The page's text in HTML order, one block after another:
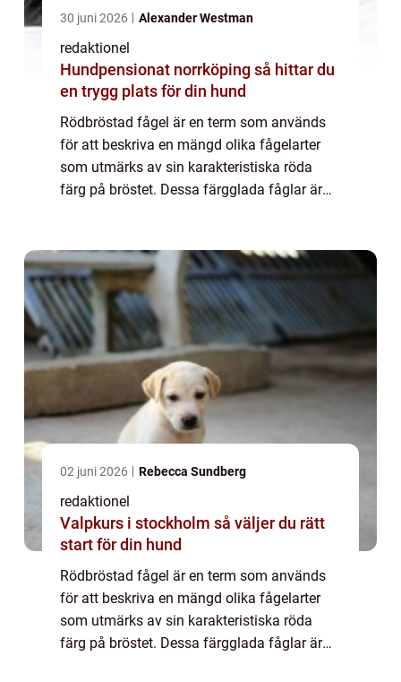
30 juni 2026 Alexander Westman
redaktionel
Hundpensionat norrköping så hittar du
en trygg plats för din hund
Rödbröstad fågel är en term som används
för att beskriva en mängd olika fågelarter
som utmärks av sin karakteristiska röda
färg på bröstet. Dessa färgglada fåglar är
ko...
02 juni 2026 Rebecca Sundberg
redaktionel
Valpkurs i stockholm så väljer du rätt
start för din hund
Rödbröstad fågel är en term som används
för att beskriva en mängd olika fågelarter
som utmärks av sin karakteristiska röda
färg på bröstet. Dessa färgglada fåglar är